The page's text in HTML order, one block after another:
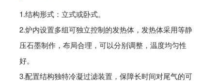
1.结构形式：立式或卧式。
2.炉内设置多组可独立控制的发热体，发热体采用等静
压石墨制作，布局合理，可以分别调整，温度均匀性
好。
3.配置结构独特冷凝过滤装置，保障长时间对尾气的可